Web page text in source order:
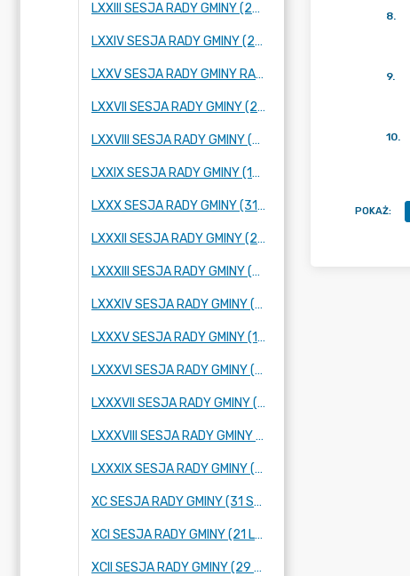
LXXIII SESJA RADY GMINY (27 KWIETNIA 2023 R.)
LXXIV SESJA RADY GMINY (25 MAJA 2023 R.)
LXXV SESJA RADY GMINY RASZYN (2 CZERWCA 2023 R.)
LXXVII SESJA RADY GMINY (28 CZERWCA 2023 R.)
LXXVIII SESJA RADY GMINY (06 LIPCA 2023 ROKU)
LXXIX SESJA RADY GMINY (10 SIERPNIA 2023 R.)
LXXX SESJA RADY GMINY (31 SIERPNIA 2023 R.)
LXXXII SESJA RADY GMINY (22 WRZEŚNIA 2023 R.)
LXXXIII SESJA RADY GMINY (29 WRZEŚNIA 2023 R.)
LXXXIV SESJA RADY GMINY (25 PAŹDZIERNIKA 2023 R.)
LXXXV SESJA RADY GMINY (16 LISTOPADA 2023 R.)
LXXXVI SESJA RADY GMINY (28 LISTOPADA 2023 R.)
LXXXVII SESJA RADY GMINY (14 GRUDNIA 2023 R.)
LXXXVIII SESJA RADY GMINY (21 GRUDNIA 2023 R.)
LXXXIX SESJA RADY GMINY (12 STYCZNIA 2024 R.)
XC SESJA RADY GMINY (31 STYCZNIA 2024 R.)
XCI SESJA RADY GMINY (21 LUTEGO 2024 R.)
XCII SESJA RADY GMINY (29 LUTEGO 2024 R.)
8.
9.
10.
POKAŻ: